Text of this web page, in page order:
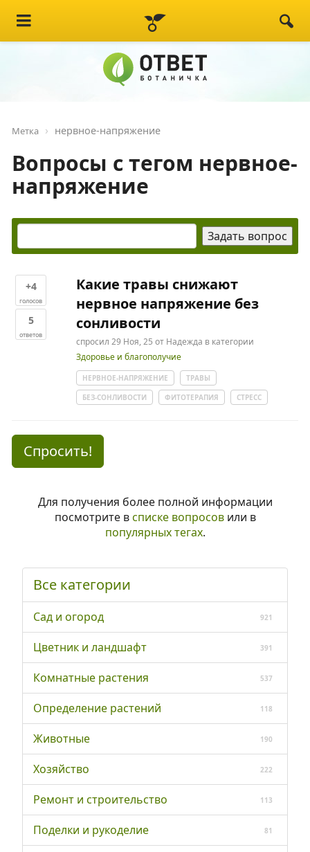
Метка нервное-напряжение
Вопросы с тегом нервное-
напряжение
+4
голосов
5
ответов
Какие травы снижают
нервное напряжение без
сонливости
спросил 29 Ноя, 25 от Надежда в категории
Здоровье и благополучие
НЕРВНОЕ-НАПРЯЖЕНИЕ
ТРАВЫ
БЕЗ-СОНЛИВОСТИ
ФИТОТЕРАПИЯ СТРЕСС
Спросить!
Для получения более полной информации
посмотрите всписке вопросовили в
популярных тегах.
Все категории
Сад и огород 921
Цветник и ландшафт 391
Комнатные растения 537
Определение растений 118
Животные 190
Хозяйство 222
Ремонт и строительство 113
Поделки и рукоделие 81